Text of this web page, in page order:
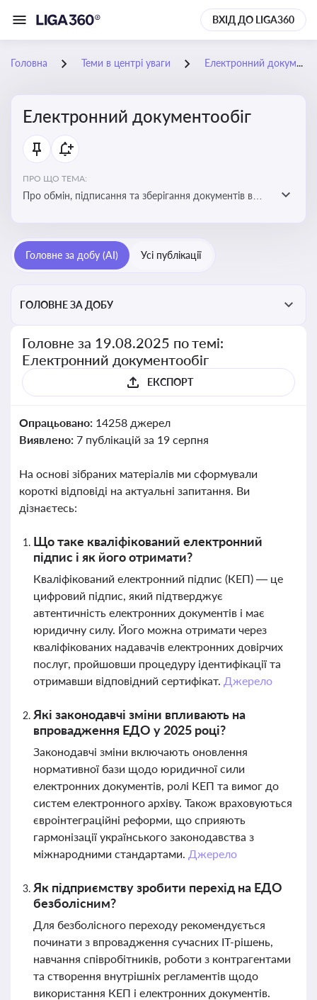
ВХІД ДО LIGA360
Головна Теми в центрі уваги Електронний документообіг
Електронний документообіг
ПРО ЩО ТЕМА:
Про обмін, підписання та зберігання документів в
Головне за добу (AI) Усі публікації
ГОЛОВНЕ ЗА ДОБУ
Головне за 19.08.2025 по темі:
Електронний документообіг
ЕКСПОРТ
Опрацьовано: 14258 джерел
Виявлено: 7 публікацій за 19 серпня
На основі зібраних матеріалів ми сформували
короткі відповіді на актуальні запитання. Ви
дізнаєтесь:
Що таке кваліфікований електронний
підпис і як його отримати?
Кваліфікований електронний підпис (КЕП) — це
цифровий підпис, який підтверджує
автентичність електронних документів і має
юридичну силу. Його можна отримати через
кваліфікованих надавачів електронних довірчих
послуг, пройшовши процедуру ідентифікації та
отримавши відповідний сертифікат. Джерело
Які законодавчі зміни впливають на
впровадження ЕДО у 2025 році?
Законодавчі зміни включають оновлення
нормативної бази щодо юридичної сили
електронних документів, ролі КЕП та вимог до
систем електронного архіву. Також враховуються
євроінтеграційні реформи, що сприяють
гармонізації українського законодавства з
міжнародними стандартами. Джерело
Як підприємству зробити перехід на ЕДО
безболісним?
Для безболісного переходу рекомендується
починати з впровадження сучасних ІТ-рішень,
навчання співробітників, роботи з контрагентами
та створення внутрішніх регламентів щодо
використання КЕП і електронних документів.